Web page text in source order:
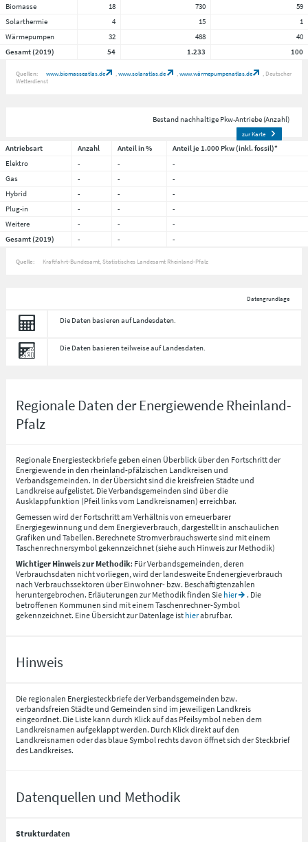
Biomasse
18 730
59
Solarthermie
4 15
1
Wärmepumpen
32 488
40
Gesamt (2019)
54 1.233 100
Quellen: www.biomasseatlas.de www.solaratlas.de www.wärmepumpenatlas.de
Deutscher
Wetterdienst
Bestand nachhaltige Pkw-Antriebe (Anzahl)
zur Karte
Antriebsart Anzahl Anteil in %
Anteil je 1.000 Pkw (inkl. fossil)*
Elektro
- -
-
Gas
- -
-
Hybrid
- -
-
Plug-in
- -
-
Weitere
- -
-
Gesamt (2019)
- - -
Quelle: Kraftfahrt-Bundesamt, Statistisches Landesamt Rheinland-Pfalz
Datengrundlage
Die Daten basieren auf Landesdaten.
Die Daten basieren teilweise auf Landesdaten.
Regionale Daten der Energiewende Rheinland-
Pfalz
Regionale Energiesteckbriefe geben einen Überblick über den Fortschritt der
Energiewende in den rheinland-pfälzischen Landkreisen und
Verbandsgemeinden. In der Übersicht sind die kreisfreien Städte und
Landkreise aufgelistet. Die Verbandsgemeinden sind über die
Ausklappfunktion (Pfeil links vom Landkreisnamen) erreichbar.
Gemessen wird der Fortschritt am Verhältnis von erneuerbarer
Energiegewinnung und dem Energieverbrauch, dargestellt in anschaulichen
Grafiken und Tabellen. Berechnete Stromverbrauchswerte sind mit einem
Taschenrechnersymbol gekennzeichnet (siehe auch Hinweis zur Methodik)
Wichtiger Hinweis zur Methodik: Für Verbandsgemeinden, deren
Verbrauchsdaten nicht vorliegen, wird der landesweite Endenergieverbrauch
nach Verbrauchssektoren über Einwohner- bzw. Beschäftigtenzahlen
heruntergebrochen. Erläuterungen zur Methodik finden Sie hier
. Die
betroffenen Kommunen sind mit einem Taschenrechner-Symbol
gekennzeichnet. Eine Übersicht zur Datenlage ist hierabrufbar.
Hinweis
Die regionalen Energiesteckbriefe der Verbandsgemeinden bzw.
verbandsfreien Städte und Gemeinden sind im jeweiligen Landkreis
eingeordnet. Die Liste kann durch Klick auf das Pfeilsymbol neben dem
Landkreisnamen aufgeklappt werden. Durch Klick direkt auf den
Landkreisnamen oder das blaue Symbol rechts davon öffnet sich der Steckbrief
des Landkreises.
Datenquellen und Methodik
Strukturdaten